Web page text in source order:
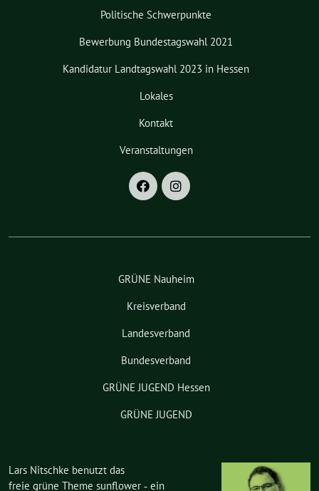
Politische Schwerpunkte
Bewerbung Bundestagswahl 2021
Kandidatur Landtagswahl 2023 in Hessen
Lokales
Kontakt
Veranstaltungen
GRÜNE Nauheim
Kreisverband
Landesverband
Bundesverband
GRÜNE JUGEND Hessen
GRÜNE JUGEND
Lars Nitschke benutzt das
freie grüne Theme sunflower ‐ ein